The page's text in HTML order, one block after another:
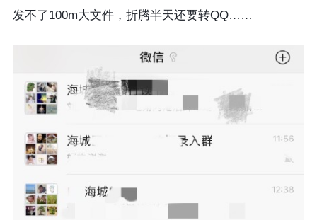
发不了100m大文件，折腾半天还要转QQ……